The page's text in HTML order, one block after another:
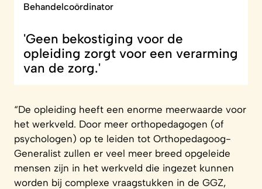
Behandelcoördinator
'Geen bekostiging voor de
opleiding zorgt voor een verarming
van de zorg.'
“De opleiding heeft een enorme meerwaarde voor
het werkveld. Door meer orthopedagogen (of
psychologen) op te leiden tot Orthopedagoog-
Generalist zullen er veel meer breed opgeleide
mensen zijn in het werkveld die ingezet kunnen
worden bij complexe vraagstukken in de GGZ,